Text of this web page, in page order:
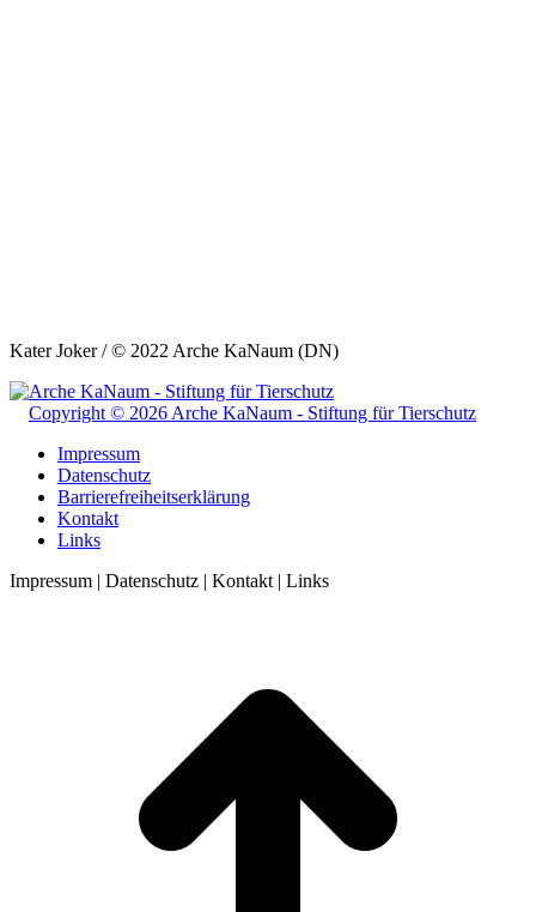
Kater Joker / © 2022 Arche KaNaum (DN)
Copyright © 2026 Arche KaNaum - Stiftung für Tierschutz
Impressum
Datenschutz
Barrierefreiheitserklärung
Kontakt
Links
Impressum | Datenschutz | Kontakt | Links